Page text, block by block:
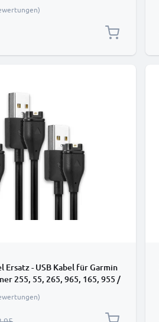
Ersatz - USB Kabel für Garmin
255, 55, 265, 965, 165, 955 /
3S, 2 / Enduro 3 Uhr / Fitness
- 1m 0.5A Datenkabel